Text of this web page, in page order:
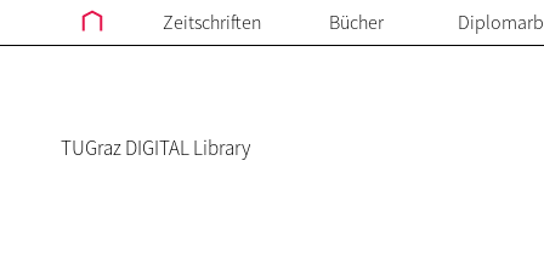
Zeitschriften Bücher
TUGraz DIGITAL Library